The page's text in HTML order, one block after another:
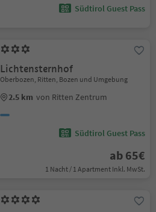
Südtirol Guest Pass
Lichtensternhof
Oberbozen, Ritten, Bozen und Umgebung
2.5 km von Ritten Zentrum
Südtirol Guest Pass
ab 65€
1 Nacht / 1 Apartment Inkl. MwSt.